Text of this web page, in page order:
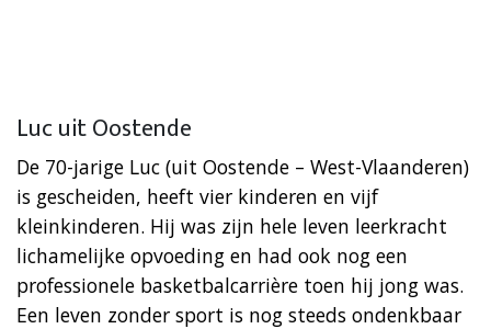
Luc uit Oostende
De 70-jarige Luc (uit Oostende – West-Vlaanderen)
is gescheiden, heeft vier kinderen en vijf
kleinkinderen. Hij was zijn hele leven leerkracht
lichamelijke opvoeding en had ook nog een
professionele basketbalcarrière toen hij jong was.
Een leven zonder sport is nog steeds ondenkbaar